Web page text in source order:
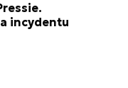
incydentu